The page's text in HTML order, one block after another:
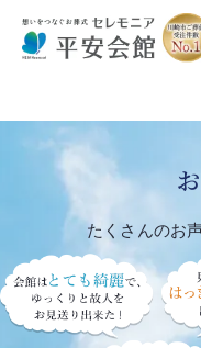
たくさんのお